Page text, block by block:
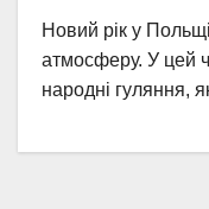
Новий рік у
атмосферу. У цей
народні гуляння,